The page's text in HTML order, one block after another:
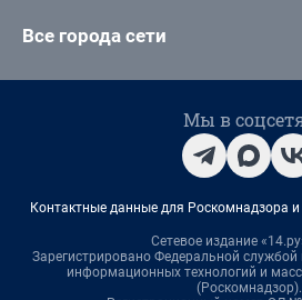
Все города сети
Мы в
Контактные данные для Роскомнадзора и
Сетевое издание
Зарегистрировано Федеральной службой
информационных технологий и
(Роскомнадзор).